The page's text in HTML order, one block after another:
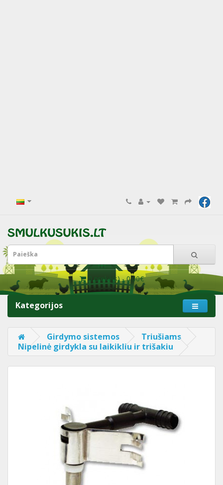
0 prekė(s) - 0.00€
Kategorijos
Girdymo sistemos
Triušiams
Nipelinė girdykla su laikikliu ir trišakiu